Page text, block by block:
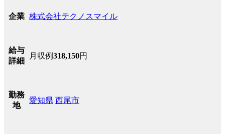
企業 株式会社テクノスマイル
給与
詳細
月収例318,150円
勤務
地
愛知県 西尾市